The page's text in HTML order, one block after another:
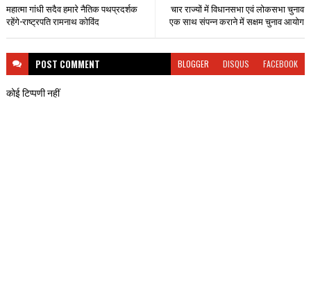
चार राज्यों में विधानसभा एवं लोकसभा चुनाव
एक साथ संपन्न कराने में सक्षम चुनाव आयोग
महात्मा गांधी सदैव हमारे नैतिक पथप्रदर्शक
रहेंगे-राष्ट्रपति रामनाथ कोविंद
POST COMMENT BLOGGER DISQUS FACEBOOK
कोई टिप्पणी नहीं